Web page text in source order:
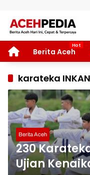
HOMEBerita Aceh
karateka
Berita Aceh
230
Ujian